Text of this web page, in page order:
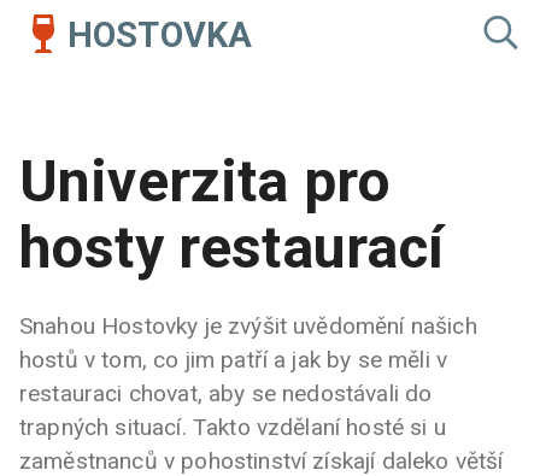
HOSTOVKA
Univerzita pro
hosty restaurací
Snahou Hostovky je zvýšit uvědomění našich
hostů v tom, co jim patří a jak by se měli v
restauraci chovat, aby se nedostávali do
trapných situací. Takto vzdělaní hosté si u
zaměstnanců v pohostinství získají daleko větší